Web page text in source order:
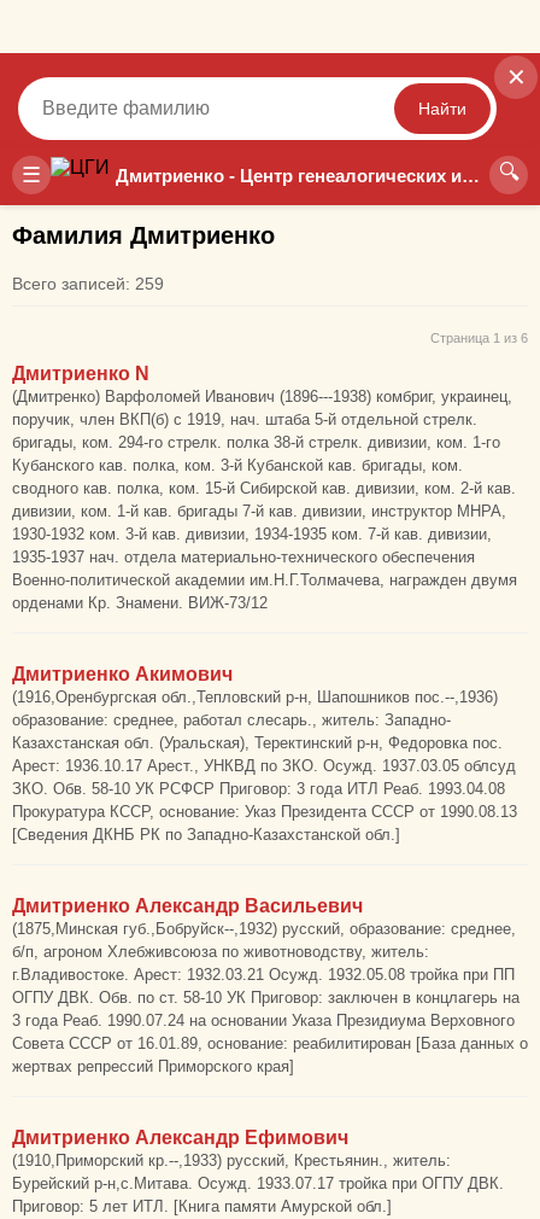
☰ Дмитриенко - Центр генеалогических исследований 🔍
✕
Найти
Точный Неточный
Фамилия Дмитриенко
Всего записей: 259
Страница 1 из 6
Дмитриенко N
(Дмитренко) Варфоломей Иванович (1896---1938) комбриг, украинец,
поручик, член ВКП(б) с 1919, нач. штаба 5-й отдельной стрелк.
бригады, ком. 294-го стрелк. полка 38-й стрелк. дивизии, ком. 1-го
Кубанского кав. полка, ком. 3-й Кубанской кав. бригады, ком.
сводного кав. полка, ком. 15-й Сибирской кав. дивизии, ком. 2-й кав.
дивизии, ком. 1-й кав. бригады 7-й кав. дивизии, инструктор МНРА,
1930-1932 ком. 3-й кав. дивизии, 1934-1935 ком. 7-й кав. дивизии,
1935-1937 нач. отдела материально-технического обеспечения
Военно-политической академии им.Н.Г.Толмачева, награжден двумя
орденами Кр. Знамени. ВИЖ-73/12
Дмитриенко Акимович
(1916,Оренбургская обл.,Тепловский р-н, Шапошников пос.--,1936)
образование: среднее, работал слесарь., житель: Западно-
Казахстанская обл. (Уральская), Теректинский р-н, Федоровка пос.
Арест: 1936.10.17 Арест., УНКВД по ЗКО. Осужд. 1937.03.05 облсуд
ЗКО. Обв. 58-10 УК РСФСР Приговор: 3 года ИТЛ Реаб. 1993.04.08
Прокуратура КССР, основание: Указ Президента СССР от 1990.08.13
[Сведения ДКНБ РК по Западно-Казахстанской обл.]
Дмитриенко Александр Васильевич
(1875,Минская губ.,Бобруйск--,1932) русский, образование: среднее,
б/п, агроном Хлебживсоюза по животноводству, житель:
г.Владивостоке. Арест: 1932.03.21 Осужд. 1932.05.08 тройка при ПП
ОГПУ ДВК. Обв. по ст. 58-10 УК Приговор: заключен в концлагерь на
3 года Реаб. 1990.07.24 на основании Указа Президиума Верховного
Совета СССР от 16.01.89, основание: реабилитирован [База данных о
жертвах репрессий Приморского края]
Дмитриенко Александр Ефимович
(1910,Приморский кр.--,1933) русский, Крестьянин., житель:
Бурейский р-н,с.Митава. Осужд. 1933.07.17 тройка при ОГПУ ДВК.
Приговор: 5 лет ИТЛ. [Книга памяти Амурской обл.]